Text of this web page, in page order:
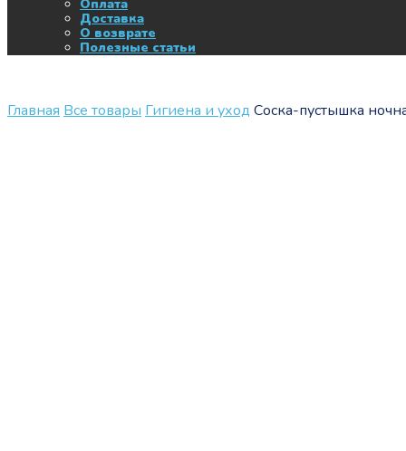
Оплата
Доставка
О возврате
Полезные статьи
Главная Все товары Гигиена и уход Соска-пустышка